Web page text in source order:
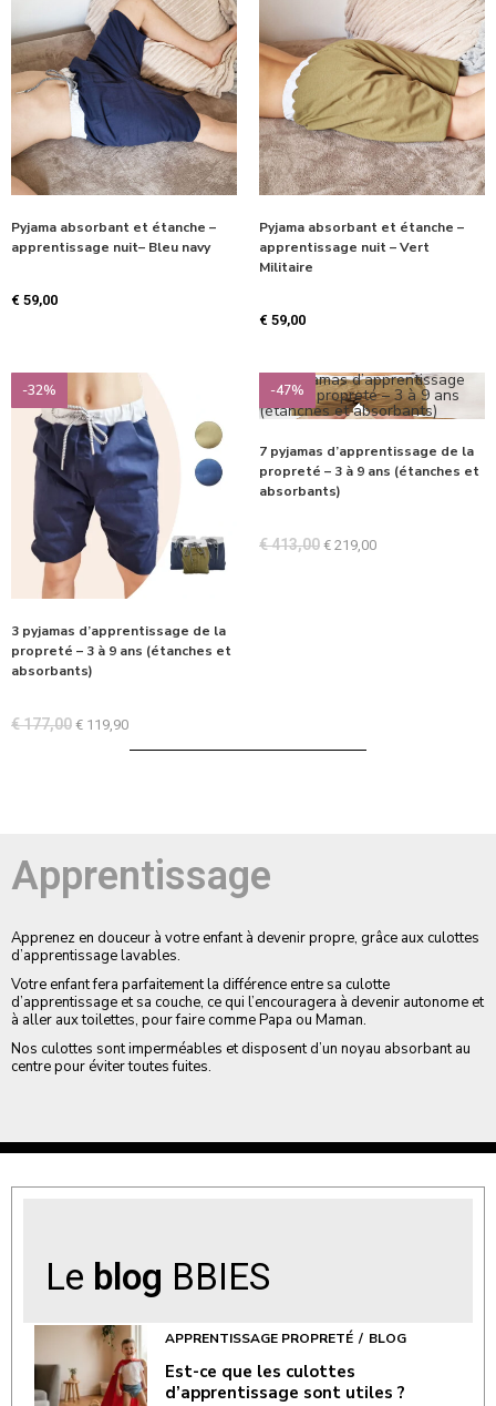
Pyjama absorbant et étanche –
apprentissage nuit– Bleu navy
€ 59,00
Pyjama absorbant et étanche –
apprentissage nuit – Vert
Militaire
€ 59,00
-32%
3 pyjamas d’apprentissage de la
propreté – 3 à 9 ans (étanches et
absorbants)
€177,00 € 119,90
-47%
7 pyjamas d’apprentissage de la
propreté – 3 à 9 ans (étanches et
absorbants)
€413,00 € 219,00
Apprentissage
Apprenez en douceur à votre enfant à devenir propre, grâce aux culottes
d’apprentissage lavables.
Votre enfant fera parfaitement la différence entre sa culotte
d’apprentissage et sa couche, ce qui l’encouragera à devenir autonome et
à aller aux toilettes, pour faire comme Papa ou Maman.
Nos culottes sont imperméables et disposent d’un noyau absorbant au
centre pour éviter toutes fuites.
Le blog BBIES
APPRENTISSAGE PROPRETÉ BLOG
Est-ce que les culottes
d’apprentissage sont utiles ?